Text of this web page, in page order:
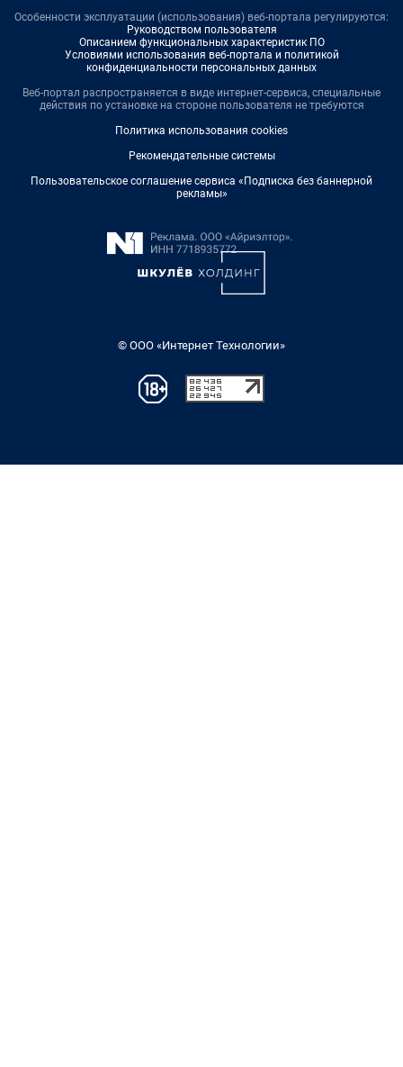
Особенности эксплуатации (использования) веб-портала регулируются:
Руководством пользователя
Описанием функциональных характеристик ПО
Условиями использования веб-портала и политикой
конфиденциальности персональных данных
Веб-портал распространяется в виде интернет-сервиса, специальные
действия по установке на стороне пользователя не требуются
Политика использования cookies
Рекомендательные системы
Пользовательское соглашение сервиса «Подписка без баннерной
рекламы»
© ООО «Интернет Технологии»